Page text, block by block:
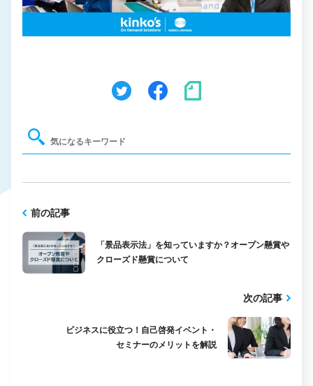
前の記事
「景品表示法」を知っていますか？オープン懸賞や
クローズド懸賞について
次の記事
ビジネスに役立つ！自己啓発イベント・
セミナーのメリットを解説